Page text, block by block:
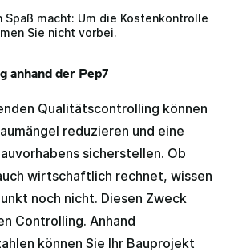
Spaß macht: Um die Kostenkontrolle
Sie nicht vorbei.
anhand der Pep7
Qualitätscontrolling können
reduzieren und eine
sicherstellen. Ob
wirtschaftlich rechnet, wissen
noch nicht. Diesen Zweck
Controlling. Anhand
können Sie Ihr Bauprojekt